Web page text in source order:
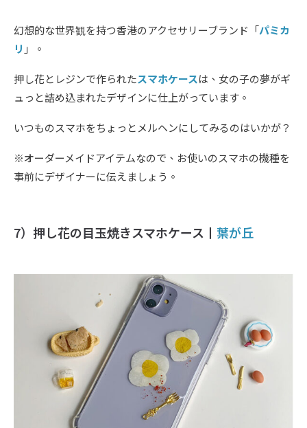
幻想的な世界観を持つ香港のアクセサリーブランド「パミカ
リ 」。
押し花とレジンで作られたスマホケースは、女の子の夢がギ
ュっと詰め込まれたデザインに仕上がっています。
いつものスマホをちょっとメルヘンにしてみるのはいかが？
※オーダーメイドアイテムなので、お使いのスマホの機種を
事前にデザイナーに伝えましょう。
7）押し花の目玉焼きスマホケース丨 葉が丘